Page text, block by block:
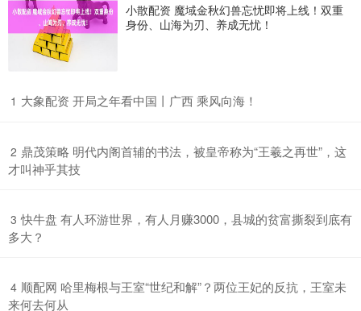
小散配资 魔域金秋幻兽忘忧即将上线！双重
身份、山海为刃、养成无忧！
1 ​大象配资 开局之年看中国丨广西 乘风向海！
2 ​鼎茂策略 明代内阁首辅的书法，被皇帝称为“王羲之再世”，这
才叫神乎其技
3 ​快牛盘 有人环游世界，有人月赚3000，县城的贫富撕裂到底有
多大？
4 ​顺配网 哈里梅根与王室“世纪和解”？两位王妃的反抗，王室未
来何去何从